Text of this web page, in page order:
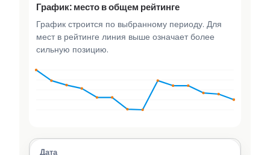
График: место в общем рейтинге
График строится по выбранному периоду. Для
мест в рейтинге линия выше означает более
сильную позицию.